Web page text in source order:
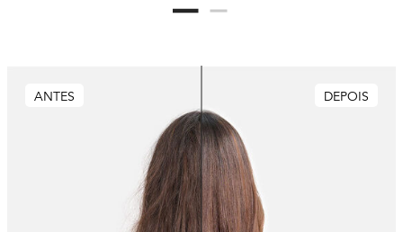
DEPOIS
ANTES